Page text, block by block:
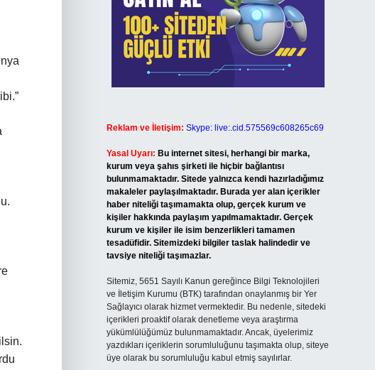
Reklam ve İletişim: Skype: live:.cid.575569c608265c69
Yasal Uyarı: Bu internet sitesi, herhangi bir marka,
kurum veya şahıs şirketi ile hiçbir bağlantısı
bulunmamaktadır. Sitede yalnızca kendi hazırladığımız
makaleler paylaşılmaktadır. Burada yer alan içerikler
haber niteliği taşımamakta olup, gerçek kurum ve
kişiler hakkında paylaşım yapılmamaktadır. Gerçek
kurum ve kişiler ile isim benzerlikleri tamamen
tesadüfidir. Sitemizdeki bilgiler taslak halindedir ve
tavsiye niteliği taşımazlar.
Sitemiz, 5651 Sayılı Kanun gereğince Bilgi Teknolojileri
ve İletişim Kurumu (BTK) tarafından onaylanmış bir Yer
Sağlayıcı olarak hizmet vermektedir. Bu nedenle, sitedeki
içerikleri proaktif olarak denetleme veya araştırma
yükümlülüğümüz bulunmamaktadır. Ancak, üyelerimiz
yazdıkları içeriklerin sorumluluğunu taşımakta olup, siteye
üye olarak bu sorumluluğu kabul etmiş sayılırlar.